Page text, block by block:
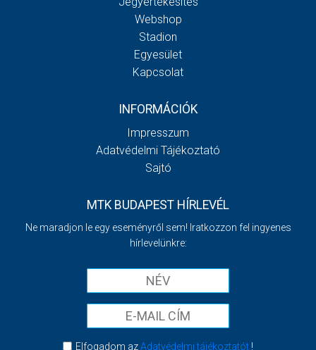
Webshop
Stadion
Egyesület
Kapcsolat
INFORMÁCIÓK
Impresszum
Adatvédelmi Tájékoztató
Sajtó
MTK BUDAPEST HÍRLEVÉL
Ne maradjon le egy eseményről sem! Iratkozzon fel ingyenes
hírlevelünkre:
Elfogadom azAdatvédelmi tájékoztatót!